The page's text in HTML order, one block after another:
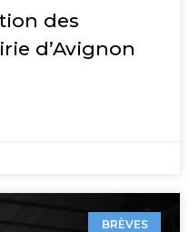
des
d’Avignon
BRÈVES